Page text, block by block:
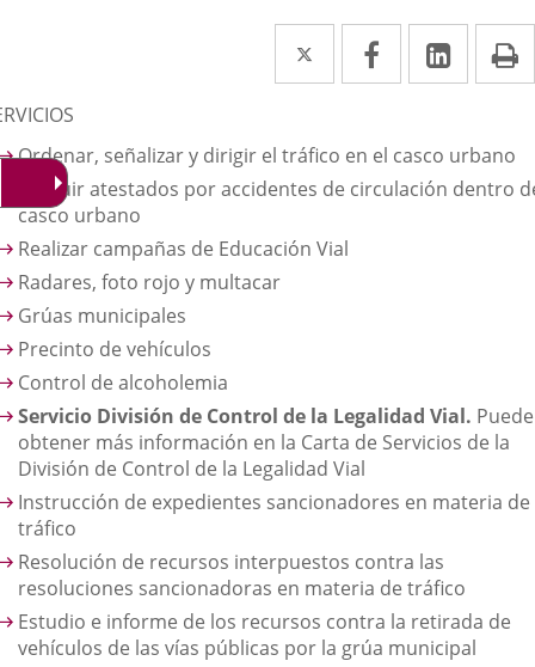
Twitter
Enlace
a
aplicación
externa.
Facebook
Enlace
a
aplicación
externa.
Enlace
a
Ordenar, señalizar y dirigir el tráfico en el casco urbano
Instruir atestados por accidentes de circulación dentro
casco urbano
Realizar campañas de Educación Vial
Radares, foto rojo y multacar
Grúas municipales
Precinto de vehículos
Control de alcoholemia
Servicio División de Control de la Legalidad Vial. Puede
obtener más información en la Carta de Servicios de la
División de Control de la Legalidad Vial
Instrucción de expedientes sancionadores en materia de
tráfico
Resolución de recursos interpuestos contra las
resoluciones sancionadoras en materia de tráfico
Estudio e informe de los recursos contra la retirada de
vehículos de las vías públicas por la grúa municipal